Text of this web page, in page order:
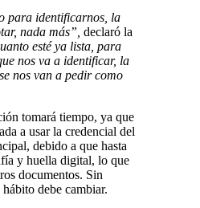
para identificarnos, la
nada más”, declaró la
esté ya lista, para
nos va a identificar, la
nos van a pedir como
tomará tiempo, ya que
a usar la credencial del
debido a que hasta
y huella digital, lo que
documentos. Sin
debe cambiar.